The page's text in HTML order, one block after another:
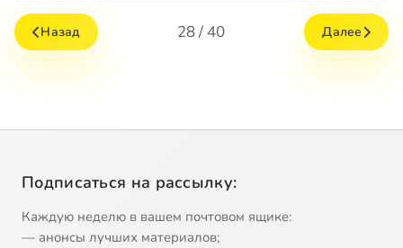
Назад 28 / 40 Далее
Подписаться на рассылку:
Каждую неделю в вашем почтовом ящике:
— анонсы лучших материалов;